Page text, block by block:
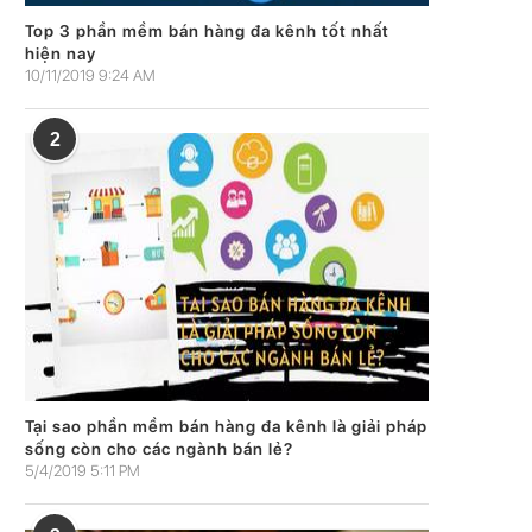
Top 3 phần mềm bán hàng đa kênh tốt nhất
hiện nay
10/11/2019 9:24 AM
2
Tại sao phần mềm bán hàng đa kênh là giải pháp
sống còn cho các ngành bán lẻ?
5/4/2019 5:11 PM